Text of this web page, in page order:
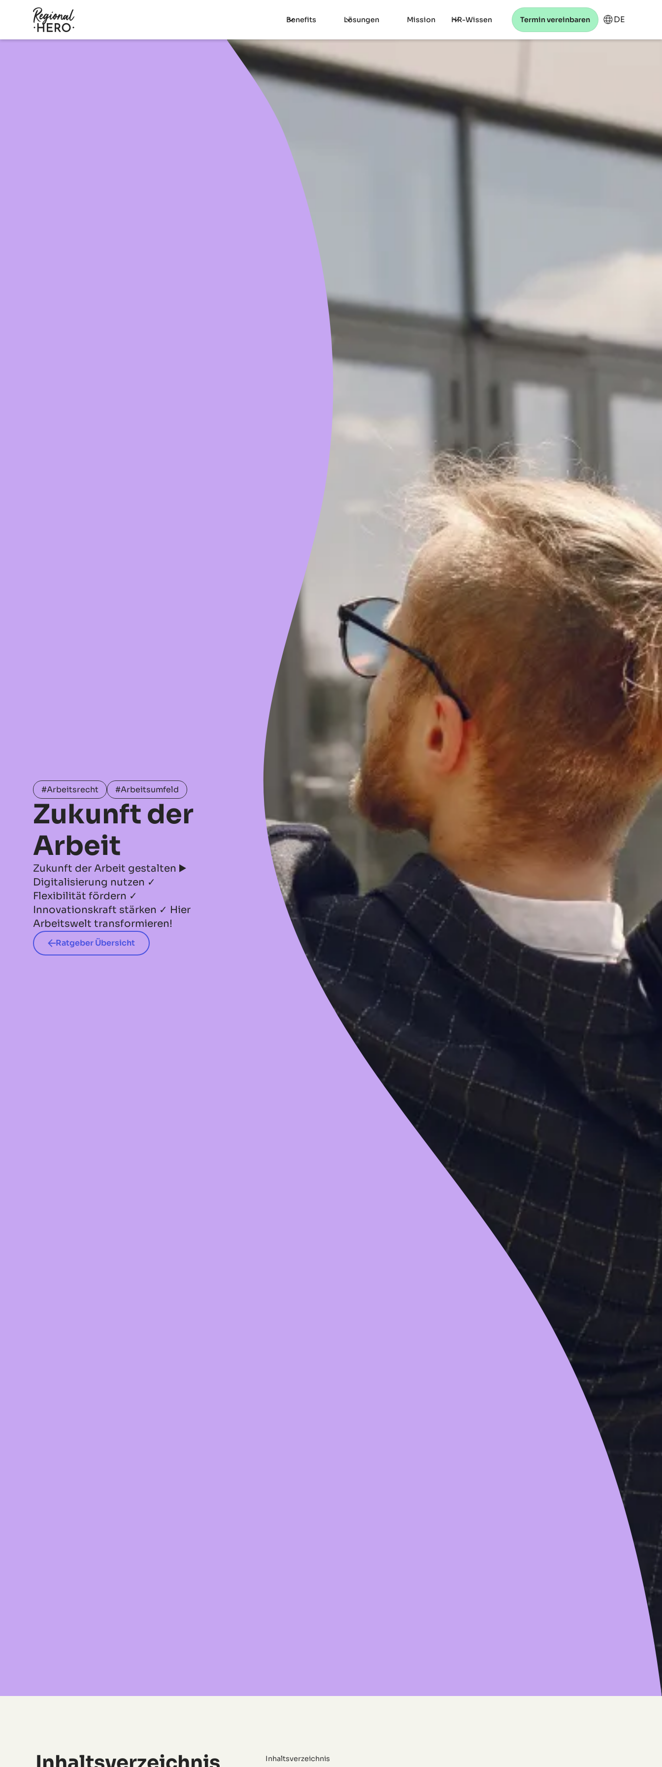
Benefits Lösungen Mission HR-Wissen Termin vereinbaren DE
#Arbeitsrecht #Arbeitsumfeld
Zukunft der
Arbeit
Zukunft der Arbeit gestalten ▶️
Digitalisierung nutzen ✓
Flexibilität fördern ✓
Innovationskraft stärken ✓ Hier
Arbeitswelt transformieren!
Ratgeber Übersicht
Inhaltsverzeichnis